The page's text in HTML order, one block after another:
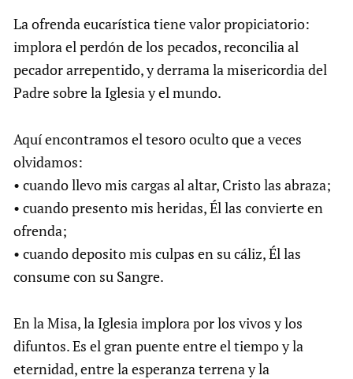
La ofrenda eucarística tiene valor propiciatorio:
implora el perdón de los pecados, reconcilia al
pecador arrepentido, y derrama la misericordia del
Padre sobre la Iglesia y el mundo.
Aquí encontramos el tesoro oculto que a veces
olvidamos:
• cuando llevo mis cargas al altar, Cristo las abraza;
• cuando presento mis heridas, Él las convierte en
ofrenda;
• cuando deposito mis culpas en su cáliz, Él las
consume con su Sangre.
En la Misa, la Iglesia implora por los vivos y los
difuntos. Es el gran puente entre el tiempo y la
eternidad, entre la esperanza terrena y la